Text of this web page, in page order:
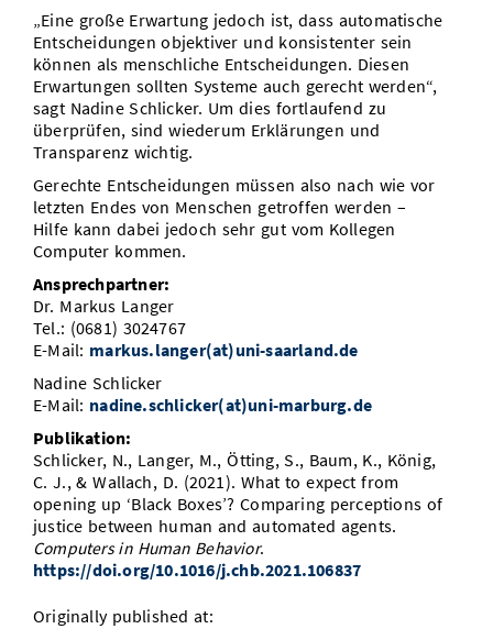
„Eine große Erwartung jedoch ist, dass automatische
Entscheidungen objektiver und konsistenter sein
können als menschliche Entscheidungen. Diesen
Erwartungen sollten Systeme auch gerecht werden“,
sagt Nadine Schlicker. Um dies fortlaufend zu
überprüfen, sind wiederum Erklärungen und
Transparenz wichtig.
Gerechte Entscheidungen müssen also nach wie vor
letzten Endes von Menschen getroffen werden –
Hilfe kann dabei jedoch sehr gut vom Kollegen
Computer kommen.
Ansprechpartner:
Dr. Markus Langer
Tel.: (0681) 3024767
E-Mail: markus.langer(at)uni-saarland.de
Nadine Schlicker
E-Mail: nadine.schlicker(at)uni-marburg.de
Publikation:
Schlicker, N., Langer, M., Ötting, S., Baum, K., König,
C. J., & Wallach, D. (2021). What to expect from
opening up ‘Black Boxes’? Comparing perceptions of
justice between human and automated agents.
Computers in Human Behavior.
https://doi.org/10.1016/j.chb.2021.106837
Originally published at: